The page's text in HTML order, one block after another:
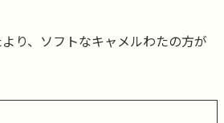
り、ソフトなキャメルわたの方が